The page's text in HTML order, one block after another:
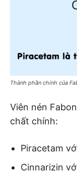
Thành phần chính của
Viên nén
chất chính:
Piracetam
Cinnarizin